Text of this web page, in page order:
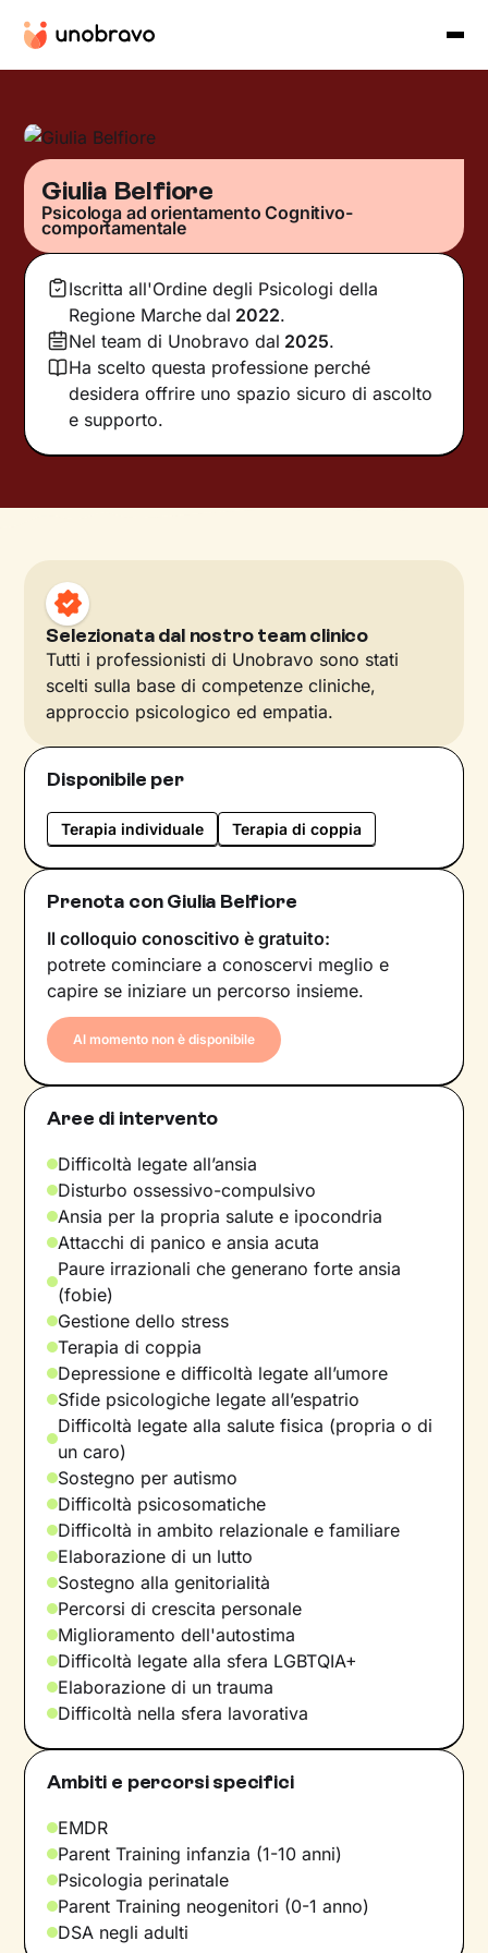
Giulia Belfiore
Psicologa ad orientamento Cognitivo-
comportamentale
Iscritta all'Ordine degli Psicologi della
Regione Marche dal 2022.
Nel team di Unobravo dal 2025.
Ha scelto questa professione perché
desidera offrire uno spazio sicuro di ascolto
e supporto.
Selezionata dal nostro team clinico
Tutti i professionisti di Unobravo sono stati
scelti sulla base di competenze cliniche,
approccio psicologico ed empatia.
Disponibile per
Terapia individuale Terapia di coppia
Prenota con Giulia Belfiore
Il colloquio conoscitivo è gratuito:
potrete cominciare a conoscervi meglio e
capire se iniziare un percorso insieme.
Al momento non è disponibile
Aree di intervento
Difficoltà legate all’ansia
Disturbo ossessivo-compulsivo
Ansia per la propria salute e ipocondria
Attacchi di panico e ansia acuta
Paure irrazionali che generano forte ansia
(fobie)
Gestione dello stress
Terapia di coppia
Depressione e difficoltà legate all’umore
Sfide psicologiche legate all’espatrio
Difficoltà legate alla salute fisica (propria o di
un caro)
Sostegno per autismo
Difficoltà psicosomatiche
Difficoltà in ambito relazionale e familiare
Elaborazione di un lutto
Sostegno alla genitorialità
Percorsi di crescita personale
Miglioramento dell'autostima
Difficoltà legate alla sfera LGBTQIA+
Elaborazione di un trauma
Difficoltà nella sfera lavorativa
Ambiti e percorsi specifici
EMDR
Parent Training infanzia (1-10 anni)
Psicologia perinatale
Parent Training neogenitori (0-1 anno)
DSA negli adulti